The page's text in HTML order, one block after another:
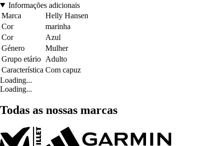
Informações adicionais
Marca
Helly Hansen
Cor
marinha
Cor
Azul
Género
Mulher
Grupo etário Adulto
Característica Com capuz
Loading...
Loading...
Todas as nossas marcas